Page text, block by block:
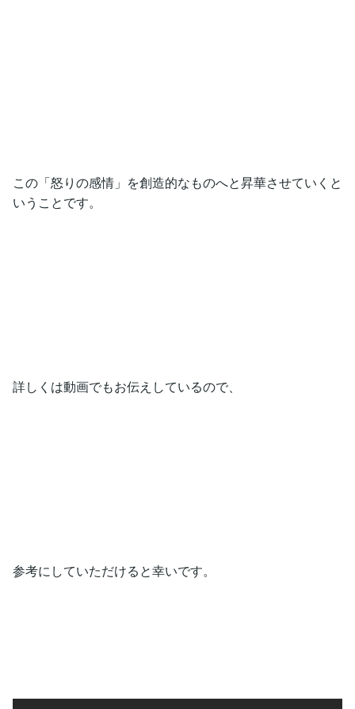
この「怒りの感情」を創造的なものへと昇華させていくと
いうことです。
詳しくは動画でもお伝えしているので、
参考にしていただけると幸いです。